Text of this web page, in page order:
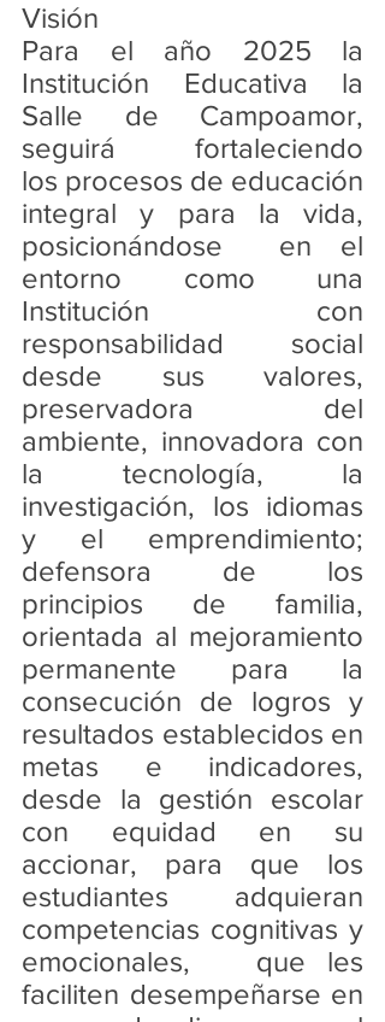
Visión
Para el año 2025 la
Institución Educativa la
Salle de Campoamor,
seguirá fortaleciendo
los procesos de educación
integral y para la vida,
posicionándose  en el
entorno como una
Institución con
responsabilidad social
desde sus valores,
preservadora del
ambiente, innovadora con
la tecnología, la
investigación, los idiomas
y el emprendimiento;
defensora de los
principios de familia,
orientada al mejoramiento
permanente para la
consecución de logros y
resultados establecidos en
metas e indicadores,
desde la gestión escolar
con equidad en su
accionar, para que los
estudiantes adquieran
competencias cognitivas y
emocionales,   que les
faciliten desempeñarse en